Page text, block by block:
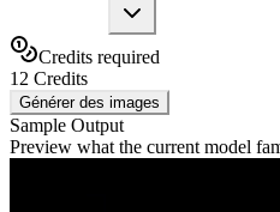
Credits required
12 Credits
Générer des images
Sample Output
Preview what the current model